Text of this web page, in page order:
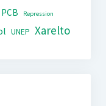
PCB Repression
UNEP Xarelto